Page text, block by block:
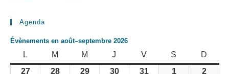
Agenda
Évènements en août–septembre 2026
L M M MERCREDI
J VVENDREDI
S SAMEDID
2727
2828
2929
3030
31 1 2